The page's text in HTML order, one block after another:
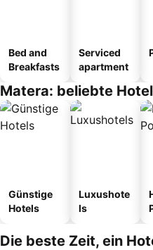
Bed and
Breakfasts
Serviced
apartment
Matera: beliebte
Günstige
Hotels
Luxushote
ls
Die beste Zeit, ein